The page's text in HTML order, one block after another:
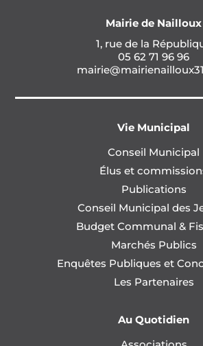
Mairie de Nailloux
1, rue de la
05 62 71 96 96
Vie Municipal
Conseil Municipal
Élus et
Publications
Conseil Municipal des
Budget Communal &
Marchés Publics
Enquêtes Publiques et
Les Partenaires
Au Quotidien